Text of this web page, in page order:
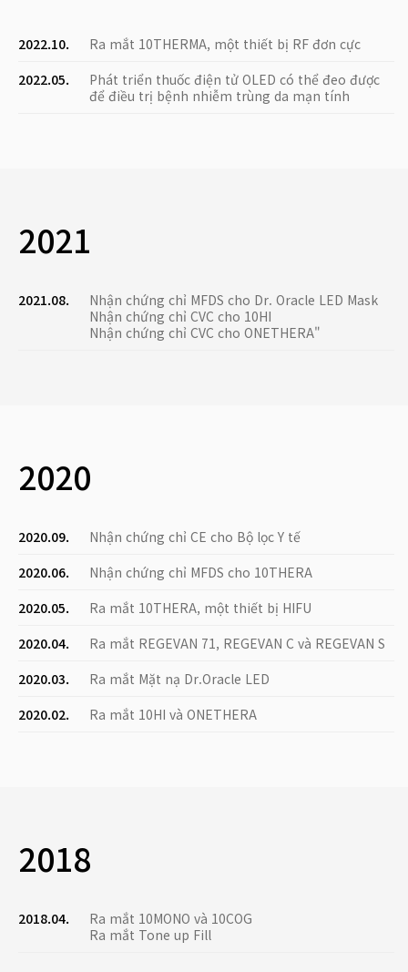
2022.10.
Ra mắt 10THERMA, một thiết bị RF đơn cực
2022.05.
Phát triển thuốc điện tử OLED có thể đeo được
để điều trị bệnh nhiễm trùng da mạn tính
2021
2021.08.
Nhận chứng chỉ MFDS cho Dr. Oracle LED Mask
Nhận chứng chỉ CVC cho 10HI
Nhận chứng chỉ CVC cho ONETHERA"
2020
2020.09.
Nhận chứng chỉ CE cho Bộ lọc Y tế
2020.06.
Nhận chứng chỉ MFDS cho 10THERA
2020.05.
Ra mắt 10THERA, một thiết bị HIFU
2020.04.
Ra mắt REGEVAN 71, REGEVAN C và REGEVAN S
2020.03.
Ra mắt Mặt nạ Dr.Oracle LED
2020.02.
Ra mắt 10HI và ONETHERA
2018
2018.04.
Ra mắt 10MONO và 10COG
Ra mắt Tone up Fill